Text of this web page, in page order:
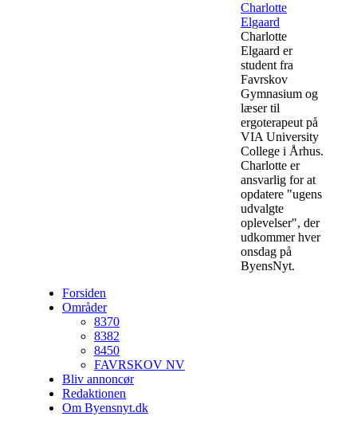
Charlotte
Elgaard
Charlotte
Elgaard er
student fra
Favrskov
Gymnasium og
læser til
ergoterapeut på
VIA University
College i Århus.
Charlotte er
ansvarlig for at
opdatere "ugens
udvalgte
oplevelser", der
udkommer hver
onsdag på
ByensNyt.
Forsiden
Områder
8370
8382
8450
FAVRSKOV NV
Bliv annoncør
Redaktionen
Om Byensnyt.dk